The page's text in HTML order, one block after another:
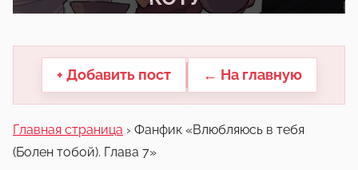
другие.
+ Добавить пост ← На главную
Главная страница › Фанфик «Влюбляюсь в тебя
(Болен тобой). Глава 7»